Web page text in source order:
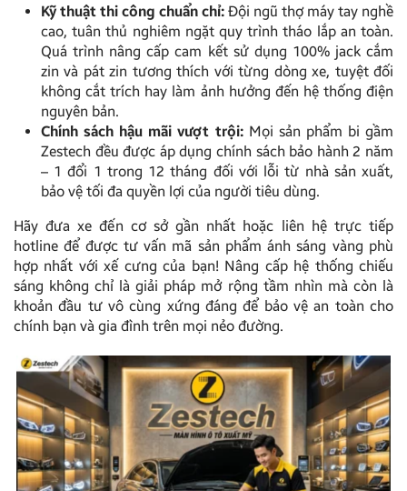
Kỹ thuật thi công chuẩn chỉ: Đội ngũ thợ máy tay nghề
cao, tuân thủ nghiêm ngặt quy trình tháo lắp an toàn.
Quá trình nâng cấp cam kết sử dụng 100% jack cắm
zin và pát zin tương thích với từng dòng xe, tuyệt đối
không cắt trích hay làm ảnh hưởng đến hệ thống điện
nguyên bản.
Chính sách hậu mãi vượt trội:Mọi sản phẩm bi gầm
Zestech đều được áp dụng chính sách bảo hành 2 năm
– 1 đổi 1 trong 12 tháng đối với lỗi từ nhà sản xuất,
bảo vệ tối đa quyền lợi của người tiêu dùng.
Hãy đưa xe đến cơ sở gần nhất hoặc liên hệ trực tiếp
hotline để được tư vấn mã sản phẩm ánh sáng vàng phù
hợp nhất với xế cưng của bạn! Nâng cấp hệ thống chiếu
sáng không chỉ là giải pháp mở rộng tầm nhìn mà còn là
khoản đầu tư vô cùng xứng đáng để bảo vệ an toàn cho
chính bạn và gia đình trên mọi nẻo đường.